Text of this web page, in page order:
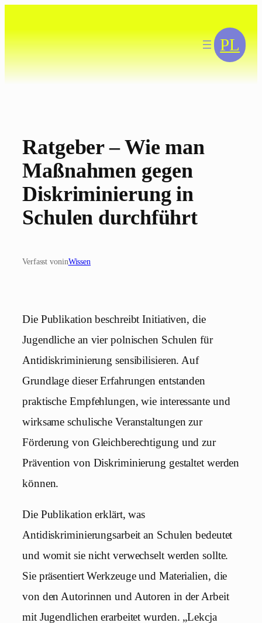
springen
PL
Ratgeber – Wie man
Maßnahmen gegen
Diskriminierung in
Schulen durchführt
Verfasst voninWissen
Die Publikation beschreibt Initiativen, die
Jugendliche an vier polnischen Schulen für
Antidiskriminierung sensibilisieren. Auf
Grundlage dieser Erfahrungen entstanden
praktische Empfehlungen, wie interessante und
wirksame schulische Veranstaltungen zur
Förderung von Gleichberechtigung und zur
Prävention von Diskriminierung gestaltet werden
können.
Die Publikation erklärt, was
Antidiskriminierungsarbeit an Schulen bedeutet
und womit sie nicht verwechselt werden sollte.
Sie präsentiert Werkzeuge und Materialien, die
von den Autorinnen und Autoren in der Arbeit
mit Jugendlichen erarbeitet wurden. „Lekcja